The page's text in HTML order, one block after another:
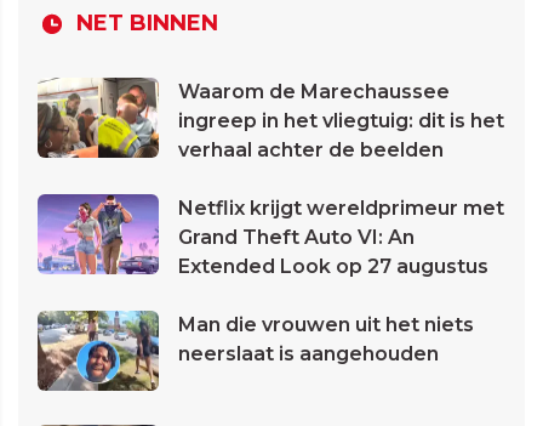
NET BINNEN
Waarom de Marechaussee
ingreep in het vliegtuig: dit is het
verhaal achter de beelden
Netflix krijgt wereldprimeur met
Grand Theft Auto VI: An
Extended Look op 27 augustus
Man die vrouwen uit het niets
neerslaat is aangehouden